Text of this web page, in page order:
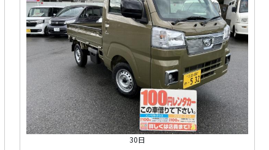
30日